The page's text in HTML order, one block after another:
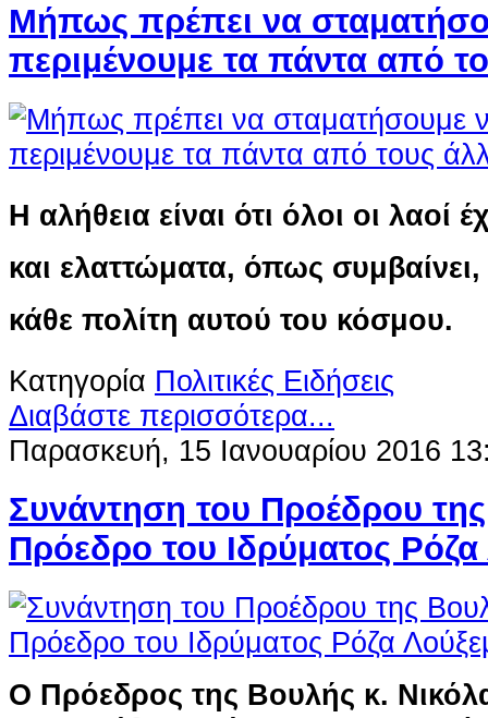
Μήπως πρέπει να
περιμένουμε τα πάντα από
Η αλήθεια είναι ότι όλοι οι λαοί
και ελαττώματα, όπως
κάθε πολίτη αυτού του κόσμου.
Κατηγορία Πολιτικές Ειδήσεις
Διαβάστε περισσότερα...
Παρασκευή, 15 Ιανουαρίου 2016
Συνάντηση του Προέδρου
Πρόεδρο του Ιδρύματος
Ο Πρόεδρος της Βουλής κ.